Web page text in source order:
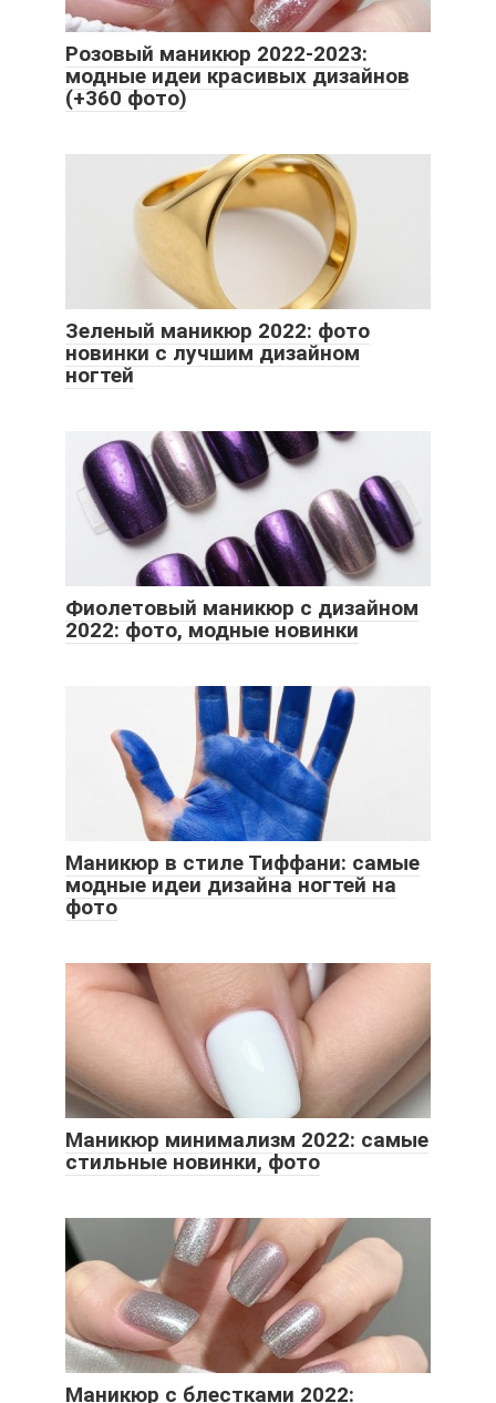
Розовый маникюр 2022-2023:
модные идеи красивых дизайнов
(+360 фото)
Зеленый маникюр 2022: фото
новинки с лучшим дизайном
ногтей
Фиолетовый маникюр с дизайном
2022: фото, модные новинки
Маникюр в стиле Тиффани: самые
модные идеи дизайна ногтей на
фото
Маникюр минимализм 2022: самые
стильные новинки, фото
Маникюр с блестками 2022: